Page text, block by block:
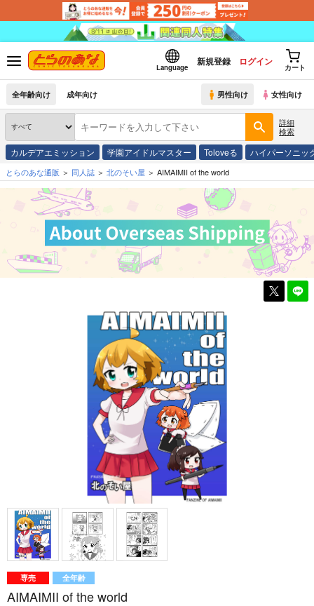
Language
新規登録 ログイン
カート
全年齢向け 成年向け 男性向け 女性向け
詳細
検索
カルデアエミッション 学園アイドルマスター Toloveる ハイパーソニ
とらのあな通販 同人誌 北のそい屋 AIMAIMII of the world
専売 全年齢
AIMAIMII of the world